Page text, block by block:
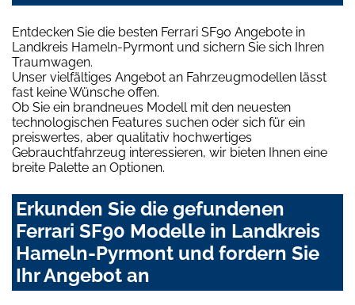
Entdecken Sie die besten Ferrari SF90 Angebote in
Landkreis Hameln-Pyrmont und sichern Sie sich Ihren
Traumwagen.
Unser vielfältiges Angebot an Fahrzeugmodellen lässt
fast keine Wünsche offen.
Ob Sie ein brandneues Modell mit den neuesten
technologischen Features suchen oder sich für ein
preiswertes, aber qualitativ hochwertiges
Gebrauchtfahrzeug interessieren, wir bieten Ihnen eine
breite Palette an Optionen.
Erkunden Sie die gefundenen
Ferrari SF90 Modelle in Landkreis
Hameln-Pyrmont und fordern Sie
Ihr Angebot an